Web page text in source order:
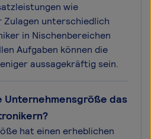
wie
Zulagen unterschiedlich
in Nischenbereichen
Aufgaben können die
aussagekräftig sein.
Unternehmensgröße das
hat einen erheblichen